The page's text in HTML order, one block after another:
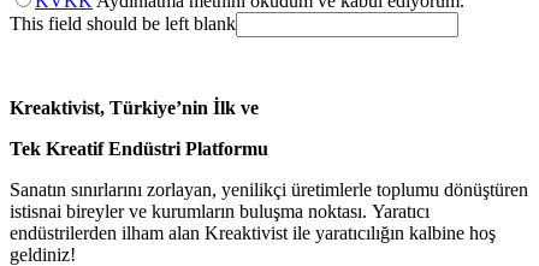
This field should be left blank
Kreaktivist, Türkiye’nin İlk ve
Tek Kreatif Endüstri Platformu
Sanatın sınırlarını zorlayan, yenilikçi üretimlerle toplumu dönüştüren
istisnai bireyler ve kurumların buluşma noktası. Yaratıcı
endüstrilerden ilham alan Kreaktivist ile yaratıcılığın kalbine hoş
geldiniz!